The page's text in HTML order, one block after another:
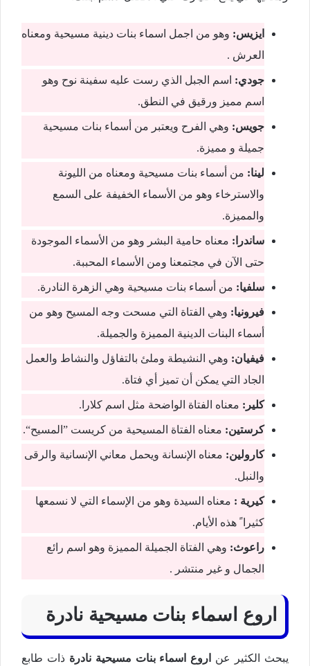
ايزيس: وهو من اجمل اسماء بنات دينية مسيحية ومعناه
العرش .
جودي: اسم الجبل الذي رست علیه سفینة نوح وھو
اسم ممیز ورقیق في النطق.
جويس: وهي الفرح ويعتبر من أسماء بنات مسيحية
جمیلة و ممیزة.
لینا: من أسماء بنات مسيحية ومعناه من اللیونة
والاسترخاء وھو من الأسماء الخفیفة على السمع
والممیزة.
ساندرا: معناه حامیة البشر وھو من الأسماء الموجودة
حتى الآن في مجتمعنا ومن الأسماء المحببة.
سلفیا: من أسماء بنات مسيحية وهي الزھرة النادرة.
فیرونیا: وهي الفتاة التي مسحت وجه المسیح وھو من
أسماء البنات الدينية الممیزة والجمیلة.
فیفیان: وهي النشیطة وملئ بالتفاؤل والنشاط والعمل
الجاد التي يمكن أن تمیز أي فتاة.
كلیر: معناه الفتاة الواضحة مثل اسم كلارا.
كرستین: معناه الفتاة المسیحیة من كريست ”المسیح“.
كارولین: معناه الإنسانة ويحمل معاني الإنسانیة والرقى
والنبل.
كیرية : معناه السیدة وھو من الإسماء التي لا نسمعھا
كثیرا ً ھذه الأيام.
راعوث: وهي الفتاة الجمیلة الممیزة وھو اسم رائع
الجمال و غیر منتشر .
اروع اسماء بنات مسیحیة نادرة
يبحث الكثير عن اروع اسماء بنات مسيحية نادرة ذات طابع